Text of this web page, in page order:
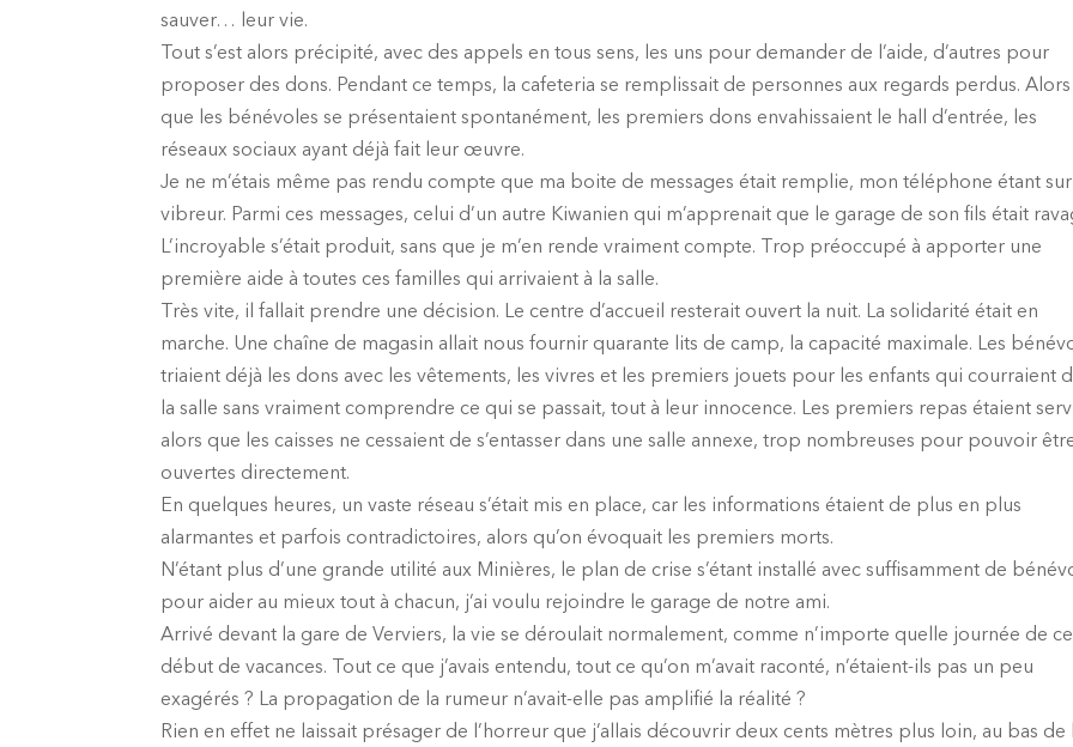
sauver… leur vie.
Tout s’est alors précipité, avec des appels en tous sens, les uns pour demander de l’aide, d’autres pour
proposer des dons. Pendant ce temps, la cafeteria se remplissait de personnes aux regards perdus. Alors
que les bénévoles se présentaient spontanément, les premiers dons envahissaient le hall d’entrée, les
réseaux sociaux ayant déjà fait leur œuvre.
Je ne m’étais même pas rendu compte que ma boite de messages était remplie, mon téléphone étant sur
vibreur. Parmi ces messages, celui d’un autre Kiwanien qui m’apprenait que le garage de son fils était
L’incroyable s’était produit, sans que je m’en rende vraiment compte. Trop préoccupé à apporter une
première aide à toutes ces familles qui arrivaient à la salle.
Très vite, il fallait prendre une décision. Le centre d’accueil resterait ouvert la nuit. La solidarité était en
marche. Une chaîne de magasin allait nous fournir quarante lits de camp, la capacité maximale. Les
triaient déjà les dons avec les vêtements, les vivres et les premiers jouets pour les enfants qui courraient
la salle sans vraiment comprendre ce qui se passait, tout à leur innocence. Les premiers repas étaient
alors que les caisses ne cessaient de s’entasser dans une salle annexe, trop nombreuses pour pouvoir
ouvertes directement.
En quelques heures, un vaste réseau s’était mis en place, car les informations étaient de plus en plus
alarmantes et parfois contradictoires, alors qu’on évoquait les premiers morts.
N’étant plus d’une grande utilité aux Minières, le plan de crise s’étant installé avec suffisamment de
pour aider au mieux tout à chacun, j’ai voulu rejoindre le garage de notre ami.
Arrivé devant la gare de Verviers, la vie se déroulait normalement, comme n’importe quelle journée de ce
début de vacances. Tout ce que j’avais entendu, tout ce qu’on m’avait raconté, n’étaient-ils pas un peu
exagérés ? La propagation de la rumeur n’avait-elle pas amplifié la réalité ?
Rien en effet ne laissait présager de l’horreur que j’allais découvrir deux cents mètres plus loin, au bas de